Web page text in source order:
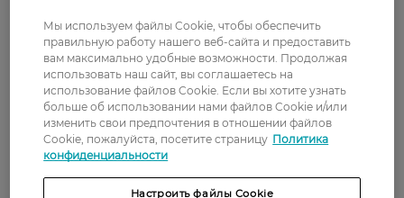
Стоимость доставки – 79 грн, бесплатная
доставка от – 599 грн
Забрать сегодня в магазине Watsons
Стоимость доставки – 0 грн
Показать больше
Оплата
Мы используем файлы Cookie, чтобы обеспечить
правильную работу нашего веб-сайта и предоставить
вам максимально удобные возможности. Продолжая
использовать наш сайт, вы соглашаетесь на
использование файлов Cookie. Если вы хотите узнать
больше об использовании нами файлов Cookie и/или
изменить свои предпочтения в отношении файлов
Cookie, пожалуйста, посетите страницу Политика
конфиденциальности
Настроить файлы Cookie